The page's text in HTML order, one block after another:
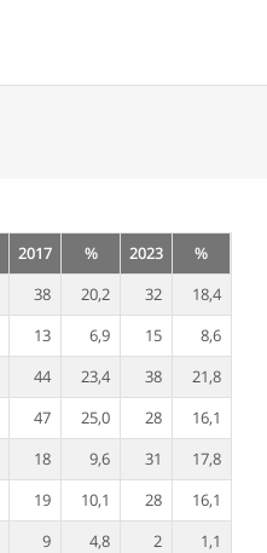
2017 % 2023
%
38 20,2 32
18,4
13 6,9 15
8,6
44 23,4 38
21,8
47 25,0 28
16,1
18 9,6 31
17,8
19 10,1 28
16,1
9 4,8 2
1,1